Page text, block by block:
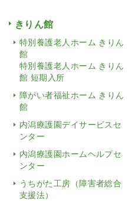
きりん館
特別養護老人ホーム きりん
館
特別養護老人ホーム きりん
館 短期入所
障がい者福祉ホーム きりん
館
内潟療護園デイサービスセ
ンター
内潟療護園ホームヘルプセ
ンター
うちがた工房（障害者総合
支援法）